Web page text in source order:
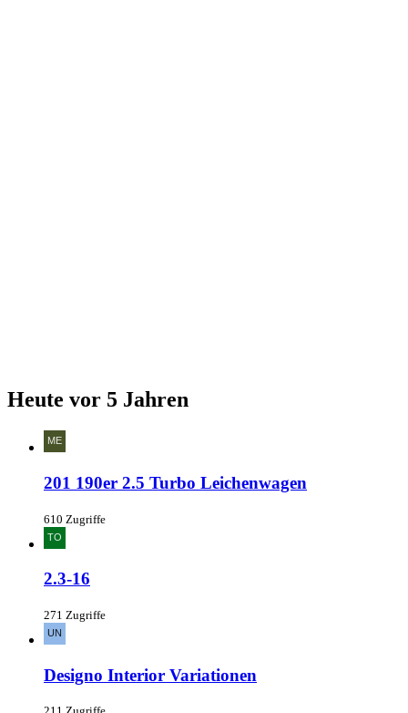
Heute vor 5 Jahren
201 190er 2.5 Turbo Leichenwagen
610 Zugriffe
2.3-16
271 Zugriffe
Designo Interior Variationen